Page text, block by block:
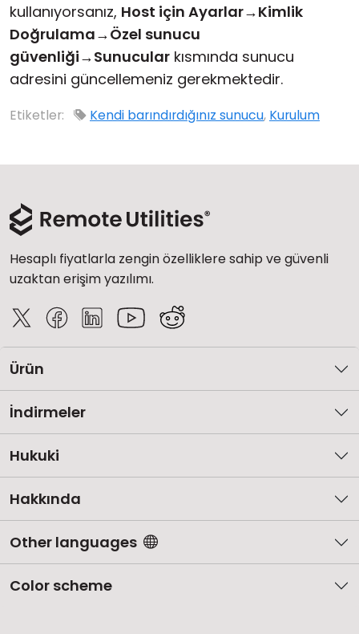
kullanıyorsanız, Host için Ayarlar→Kimlik
Doğrulama→Özel sunucu
güvenliği→Sunucular kısmında sunucu
adresini güncellemeniz gerekmektedir.
Etiketler: Kendi barındırdığınız sunucu, Kurulum
Hesaplı fiyatlarla zengin özelliklere sahip ve güvenli
uzaktan erişim yazılımı.
Ürün
İndirmeler
Hukuki
Hakkında
Other languages
Color scheme